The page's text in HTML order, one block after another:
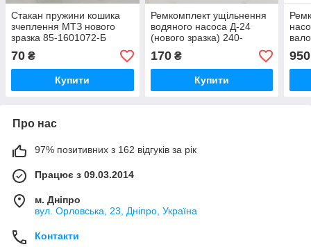
Стакан пружини кошика
зчеплення МТЗ нового
зразка 85-1601072-Б
70 ₴
Купити
Ремкомплект ущільнення
водяного насоса Д-24
(нового зразка) 240-
1307030 Д-240
170₴
Купити
950
Про нас
97% позитивних з 162 відгуків за рік
Працює з 09.03.2014
м. Дніпро
вул. Орловська, 23, Дніпро, Україна
Контакти